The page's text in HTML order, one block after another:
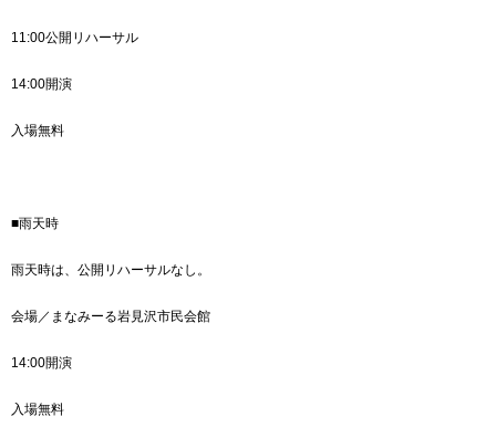
11:00公開リハーサル
14:00開演
入場無料
■雨天時
雨天時は、公開リハーサルなし。
会場／まなみーる岩見沢市民会館
14:00開演
入場無料